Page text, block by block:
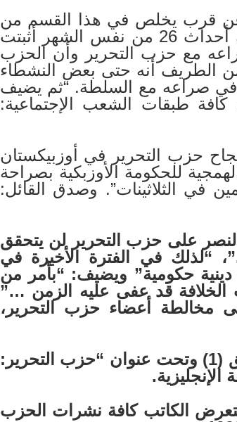
قرب يخلص في هذا القسم من
الكتاب إلى نتيجة مفادها: “أن أحداث 14-17 من حزيران وكذلك أحداث 26 من نفس الشهر أثبتت
مع حزب التحرير وأن الحزب
الطريف أنه حتى بعض النشطاء
في صراعه مع السلطة. “ثم يضيف
طبقات الشعب الإجتماعية:
الحزب يقول الكاتب في صفحة 26: “نجاح حزب التحرير في أوزبيكستان
للحكومة الأوزبكية بصراحة
في الثلاثينات”. وصدق القائل:
على حزب التحرير لن يتحقق
“لذلك في الفترة الأخيرة في
دينية حكومية” ويضيف: “بأمر
من
الخلافة قد عفى عليه الزمن …”
مخالطة أعضاء حزب التحرير،
يحتوي الكتاب كذلك على ملحقات ثلاثة، في الملحق (1) وتحت عنوان “حزب التحرير:
55 يستعرض الكاتب كافة نشرات الحزب